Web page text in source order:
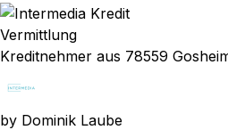
Vermittlung
Kreditnehmer aus 78559
by Dominik Laube